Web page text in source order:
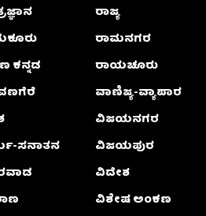
ಕನ್ನಡ
ಸನಾತನ
ರಾಜ್ಯ
ರಾಮನಗರ
ರಾಯಚೂರು
ವಾಣಿಜ್ಯ-ವ್ಯಾಪಾರ
ವಿಜಯನಗರ
ವಿಜಯಪುರ
ವಿದೇಶ
ವಿಶೇಷ ಅಂಕಣ